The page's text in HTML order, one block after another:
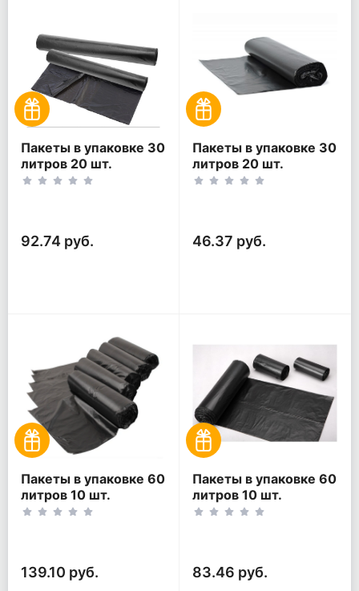
Пакеты в упаковке 30
литров 20 шт.
(20шт*2рул)
92.74 руб.
Пакеты в упаковке 30
литров 20 шт.
(20шт*1рул)
46.37 руб.
Пакеты в упаковке 60
литров 10 шт.
(10шт*5рул)
139.10 руб.
Пакеты в упаковке 60
литров 10 шт.
(10шт*3рул)
83.46 руб.